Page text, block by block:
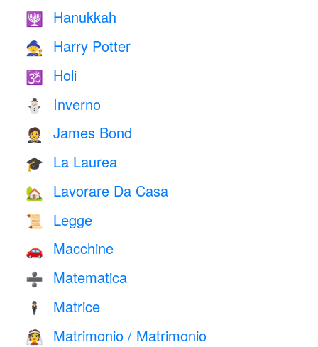
🕎 Hanukkah
🧙 Harry Potter
🕉 Holi
⛄ Inverno
🤵 James Bond
🎓 La Laurea
🏡 Lavorare Da Casa
📜 Legge
🚗 Macchine
➗ Matematica
🕴️ Matrice
👰 Matrimonio / Matrimonio